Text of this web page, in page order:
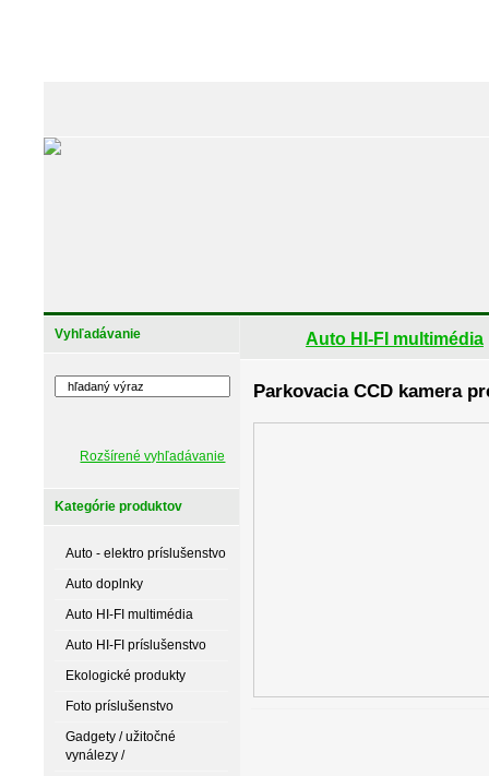
Vyhľadávanie
Rozšírené vyhľadávanie
Kategórie produktov
Auto - elektro príslušenstvo
Auto doplnky
Auto HI-FI multimédia
Auto HI-FI príslušenstvo
Ekologické produkty
Foto príslušenstvo
Gadgety / užitočné
vynálezy /
Auto HI-FI multimédia
Parkovacia CCD kamera